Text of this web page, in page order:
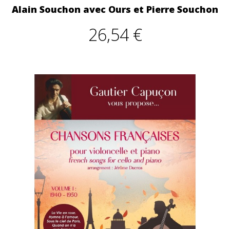
Alain Souchon avec Ours et Pierre Souchon
26,54 €